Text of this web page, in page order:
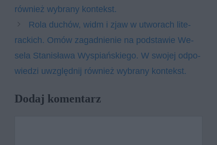
rów­nież wy­bra­ny kon­tekst.
Rola du­chów, widm i zjaw w utwo­rach li­te­
rac­kich. Omów za­gad­nie­nie na pod­sta­wie We­
se­la Sta­ni­sła­wa Wy­spiań­skie­go. W swo­jej od­po­
wie­dzi uwzględ­nij rów­nież wy­bra­ny kon­tekst.
Dodaj komentarz